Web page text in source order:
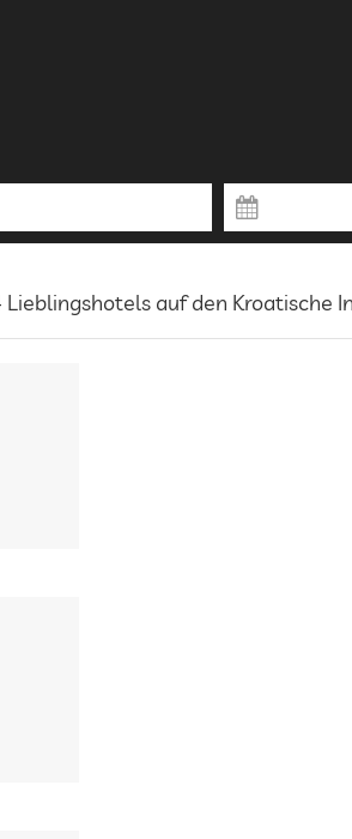
auf den Kroatische